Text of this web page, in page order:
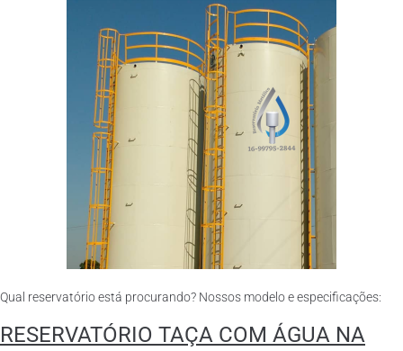
Qual reservatório está procurando? Nossos modelo e especificações:
RESERVATÓRIO TAÇA COM ÁGUA NA